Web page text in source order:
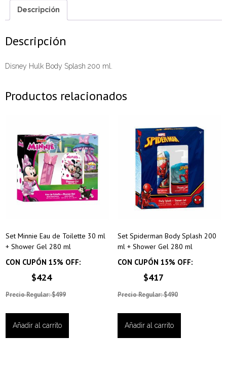
cantidad
Descripción
Descripción
Disney Hulk Body Splash 200 ml.
Productos relacionados
Set Minnie Eau de Toilette 30 ml
+ Shower Gel 280 ml
CON CUPÓN 15% OFF:
$424
Precio Regular: $499
Añadir al carrito
Set Spiderman Body Splash 200
ml + Shower Gel 280 ml
CON CUPÓN 15% OFF:
$417
Precio Regular: $490
Añadir al carrito